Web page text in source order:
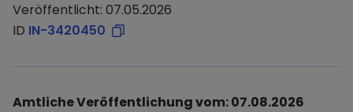
Veröffentlicht: 07.05.2026
ID IN-3420450
Amtliche Veröffentlichung vom: 07.08.2026